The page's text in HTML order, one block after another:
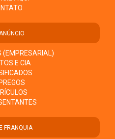
(EMPRESARIAL)
E CIA
FRANQUIA